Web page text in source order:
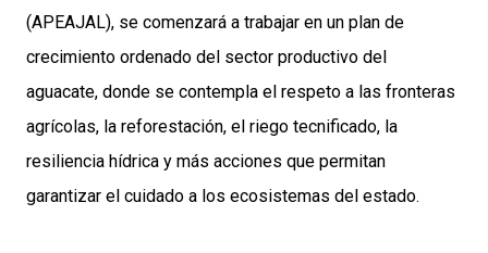
(APEAJAL), se comenzará a trabajar en un plan de
crecimiento ordenado del sector productivo del
aguacate, donde se contempla el respeto a las fronteras
agrícolas, la reforestación, el riego tecnificado, la
resiliencia hídrica y más acciones que permitan
garantizar el cuidado a los ecosistemas del estado.